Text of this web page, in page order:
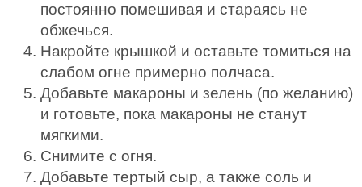
постоянно помешивая и стараясь не
обжечься.
Накройте крышкой и оставьте томиться на
слабом огне примерно полчаса.
Добавьте макароны и зелень (по желанию)
и готовьте, пока макароны не станут
мягкими.
Снимите с огня.
Добавьте тертый сыр, а также соль и